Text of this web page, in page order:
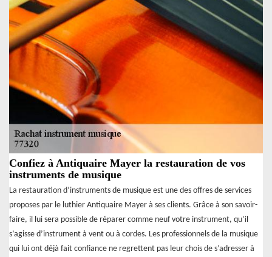
Confiez à Antiquaire Mayer la restauration de vos
instruments de musique
La restauration d’instruments de musique est une des offres de services
proposes par le luthier Antiquaire Mayer à ses clients. Grâce à son savoir-
faire, il lui sera possible de réparer comme neuf votre instrument, qu’il
s’agisse d’instrument à vent ou à cordes. Les professionnels de la musique
qui lui ont déjà fait confiance ne regrettent pas leur chois de s’adresser à